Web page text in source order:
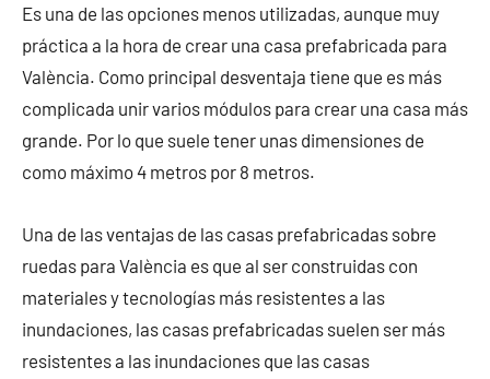
Es una de las opciones menos utilizadas, aunque muy
práctica a la hora de crear una casa prefabricada para
València. Como principal desventaja tiene que es más
complicada unir varios módulos para crear una casa más
grande. Por lo que suele tener unas dimensiones de
como máximo 4 metros por 8 metros.
Una de las ventajas de las casas prefabricadas sobre
ruedas para València es que al ser construidas con
materiales y tecnologías más resistentes a las
inundaciones, las casas prefabricadas suelen ser más
resistentes a las inundaciones que las casas